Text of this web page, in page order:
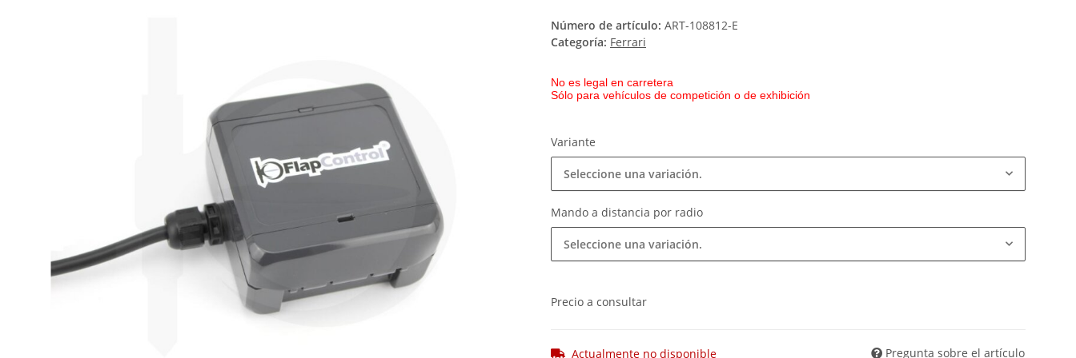
Número de artículo: ART-108812-E
Categoría: Ferrari
No es legal en carretera
Sólo para vehículos de competición o de exhibición
Variante
Seleccione una variación.
Mando a distancia por radio
Seleccione una variación.
Precio a consultar
Actualmente no disponible Pregunta sobre el artículo